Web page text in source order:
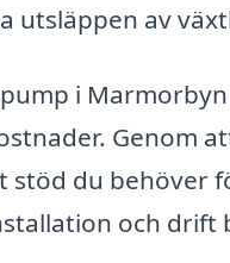
utsläppen av
i
Genom
stöd du behöver
och drift